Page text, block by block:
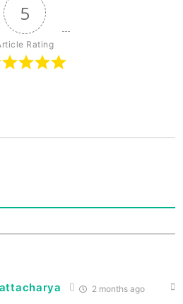
5
Rating
2 months ago